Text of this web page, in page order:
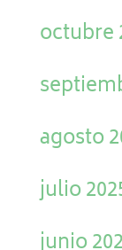
octubre
agosto
julio